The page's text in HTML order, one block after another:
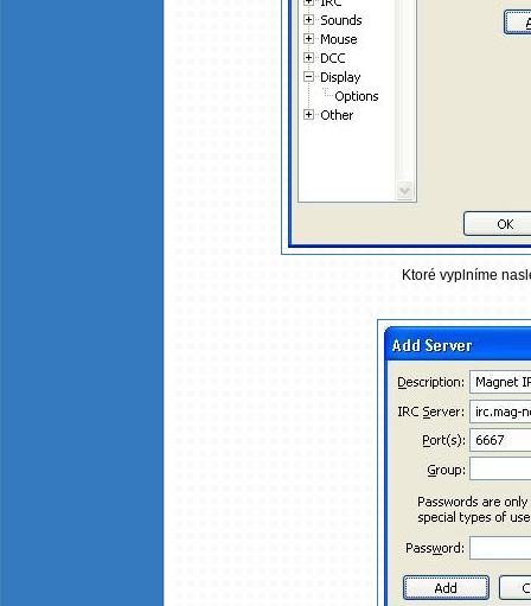
Ktoré vyplníme